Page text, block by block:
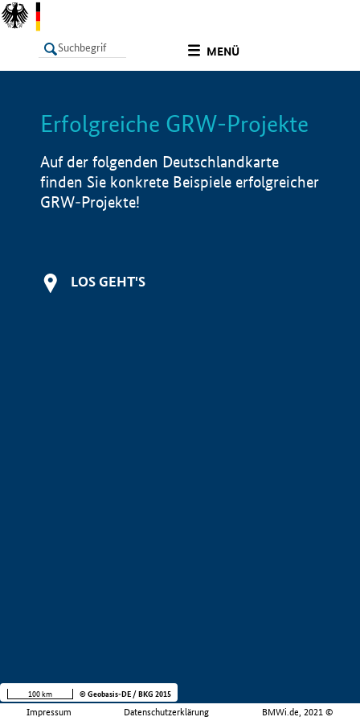
MENÜ
LISTE Info
Erfolgreiche GRW-Projekte
Auf der folgenden Deutschlandkarte
finden Sie konkrete Beispiele erfolgreicher
GRW-Projekte!
LOS GEHT'S
Impressum Datenschutzerklärung BMWi.de, 2021 ©
100 km © Geobasis-DE / BKG 2015